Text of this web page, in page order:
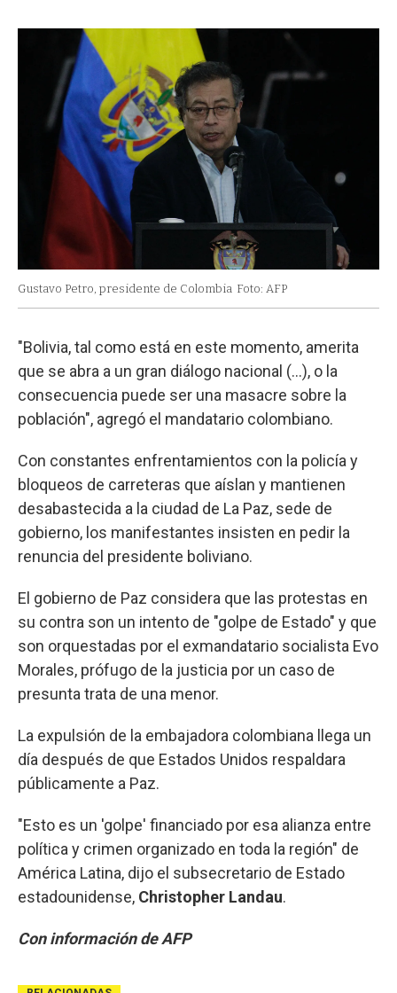
Gustavo Petro, presidente de Colombia Foto: AFP
"Bolivia, tal como está en este momento, amerita
que se abra a un gran diálogo nacional (...), o la
consecuencia puede ser una masacre sobre la
población", agregó el mandatario colombiano.
Con constantes enfrentamientos con la policía y
bloqueos de carreteras que aíslan y mantienen
desabastecida a la ciudad de La Paz, sede de
gobierno, los manifestantes insisten en pedir la
renuncia del presidente boliviano.
El gobierno de Paz considera que las protestas en
su contra son un intento de "golpe de Estado" y que
son orquestadas por el exmandatario socialista Evo
Morales, prófugo de la justicia por un caso de
presunta trata de una menor.
La expulsión de la embajadora colombiana llega un
día después de que Estados Unidos respaldara
públicamente a Paz.
"Esto es un 'golpe' financiado por esa alianza entre
política y crimen organizado en toda la región" de
América Latina, dijo el subsecretario de Estado
estadounidense, Christopher Landau.
Con información de AFP